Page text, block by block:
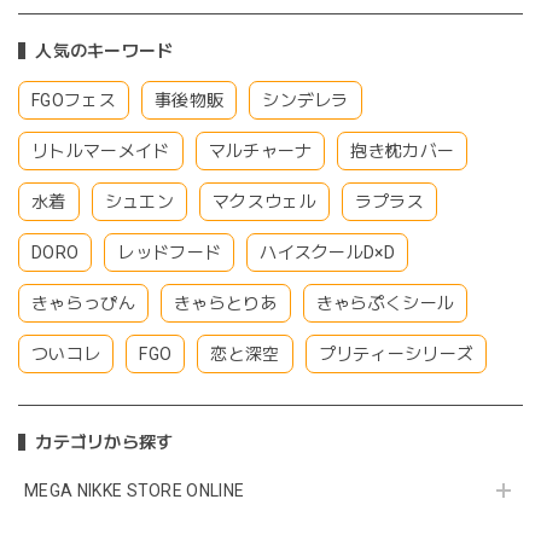
人気のキーワード
FGOフェス 事後物販 シンデレラ
リトルマーメイド マルチャーナ 抱き枕カバー
水着 シュエン マクスウェル ラプラス
DORO レッドフード ハイスクールD×D
きゃらっぴん きゃらとりあ きゃらぷくシール
ついコレ FGO 恋と深空 プリティーシリーズ
カテゴリから探す
MEGA NIKKE STORE ONLINE